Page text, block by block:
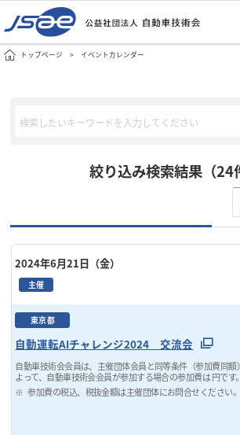
トップページ イベントカレンダー
絞り込み検索結果（24
2024年6月21日（金）
主催
東京都
自動運転AIチャレンジ2024 交流会
自動車技術会会員は、主催団体会員と同等条件（参加費同額
よって、自動車技術会会員が参加する場合の参加費は 円です。
参加費の税込、税抜金額は主催団体にお問合せください。